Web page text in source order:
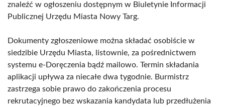
znaleźć w ogłoszeniu dostępnym w Biuletynie Informacji
Publicznej Urzędu Miasta Nowy Targ.
Dokumenty zgłoszeniowe można składać osobiście w
siedzibie Urzędu Miasta, listownie, za pośrednictwem
systemu e-Doręczenia bądź mailowo. Termin składania
aplikacji upływa za niecałe dwa tygodnie. Burmistrz
zastrzega sobie prawo do zakończenia procesu
rekrutacyjnego bez wskazania kandydata lub przedłużenia